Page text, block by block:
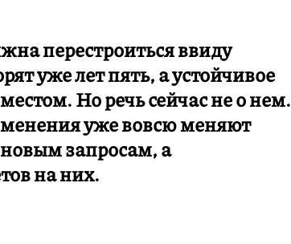
перестроиться ввиду
уже лет пять, а устойчивое
Но речь сейчас не о нем.
уже вовсю меняют
запросам, а
на них.